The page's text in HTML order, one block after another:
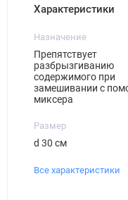
Характеристики
Назначение
Препятствует
разбрызгиванию
содержимого при
замешивании с
миксера
Размер
d 30 см
Все характеристики